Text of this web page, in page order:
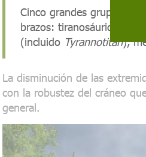
Cinco grandes grupos de
brazos: tiranosáuridos,
(incluido Tyrannotitan),
La disminución de las
con la robustez del cráneo
general.